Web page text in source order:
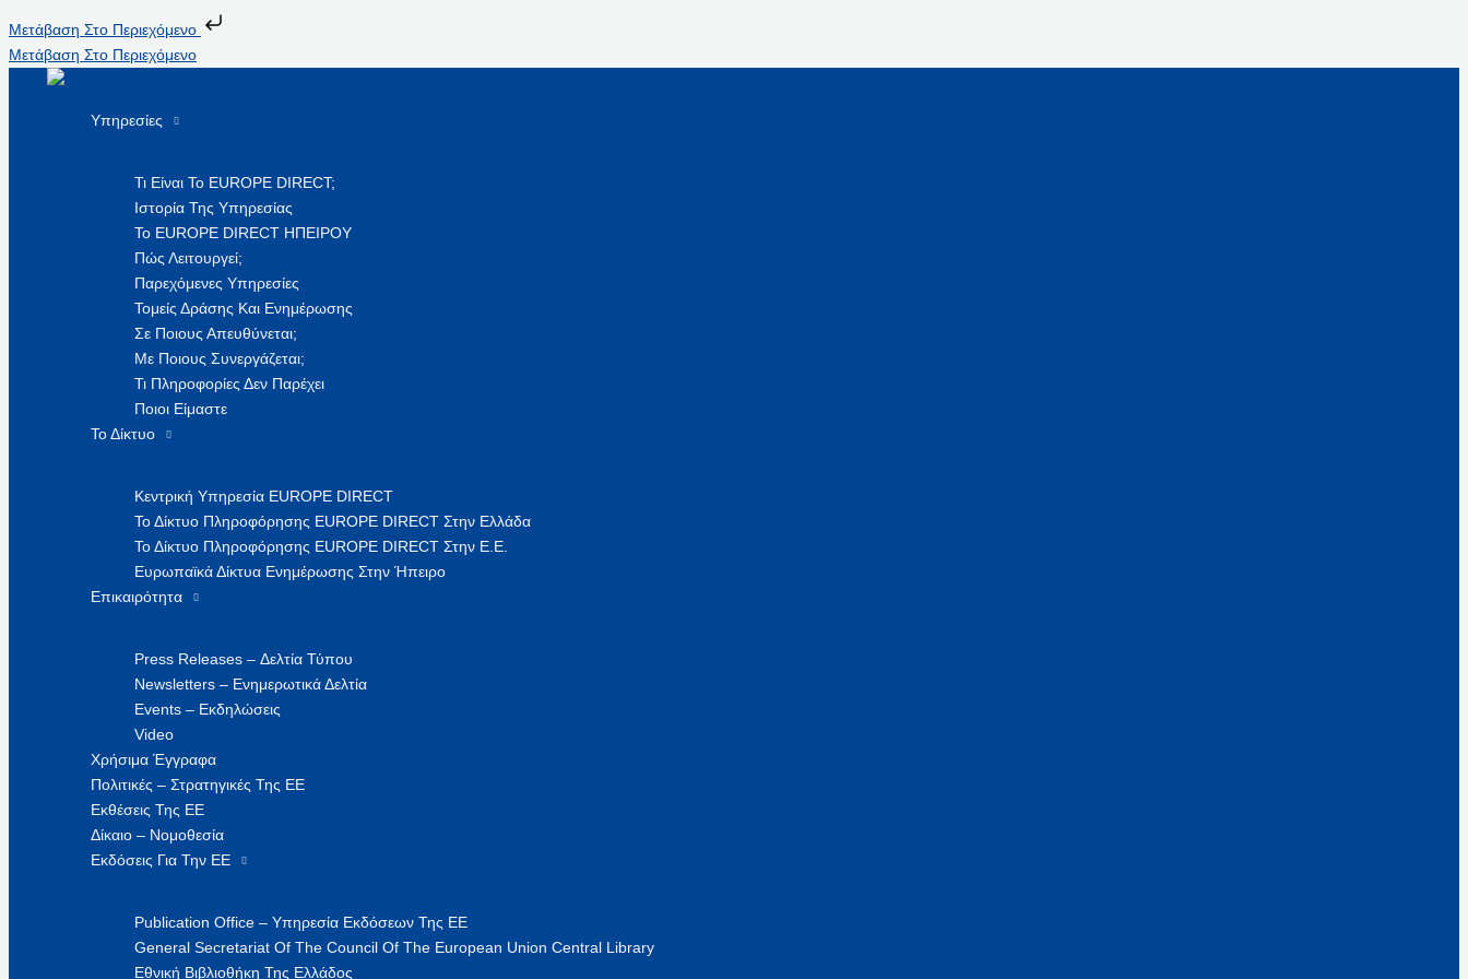
Μετάβαση Στο Περιεχόμενο
Μετάβαση Στο Περιεχόμενο
Υπηρεσίες
Τι Είναι Το EUROPE DIRECT;
Ιστορία Της Υπηρεσίας
Το EUROPE DIRECT ΗΠΕΙΡΟΥ
Πώς Λειτουργεί;
Παρεχόμενες Υπηρεσίες
Τομείς Δράσης Και Ενημέρωσης
Σε Ποιους Απευθύνεται;
Με Ποιους Συνεργάζεται;
Τι Πληροφορίες Δεν Παρέχει
Ποιοι Είμαστε
Το Δίκτυο
Κεντρική Υπηρεσία EUROPE DIRECT
Το Δίκτυο Πληροφόρησης EUROPE DIRECT Στην Ελλάδα
Το Δίκτυο Πληροφόρησης EUROPE DIRECT Στην Ε.Ε.
Ευρωπαϊκά Δίκτυα Ενημέρωσης Στην Ήπειρο
Επικαιρότητα
Press Releases – Δελτία Τύπου
Newsletters – Ενημερωτικά Δελτία
Events – Εκδηλώσεις
Video
Χρήσιμα Έγγραφα
Πολιτικές – Στρατηγικές Της ΕΕ
Εκθέσεις Της ΕΕ
Δίκαιο – Νομοθεσία
Εκδόσεις Για Την ΕΕ
Publication Office – Υπηρεσία Εκδόσεων Της ΕΕ
General Secretariat Of The Council Of The European Union Central Library
Εθνική Βιβλιοθήκη Της Ελλάδος